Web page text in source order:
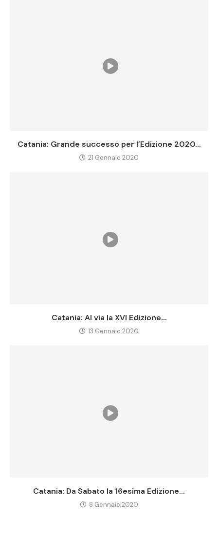
Catania: Grande successo per l’Edizione 2020...
21 Gennaio 2020
Catania: Al via la XVI Edizione...
13 Gennaio 2020
Catania: Da Sabato la 16esima Edizione...
8 Gennaio 2020